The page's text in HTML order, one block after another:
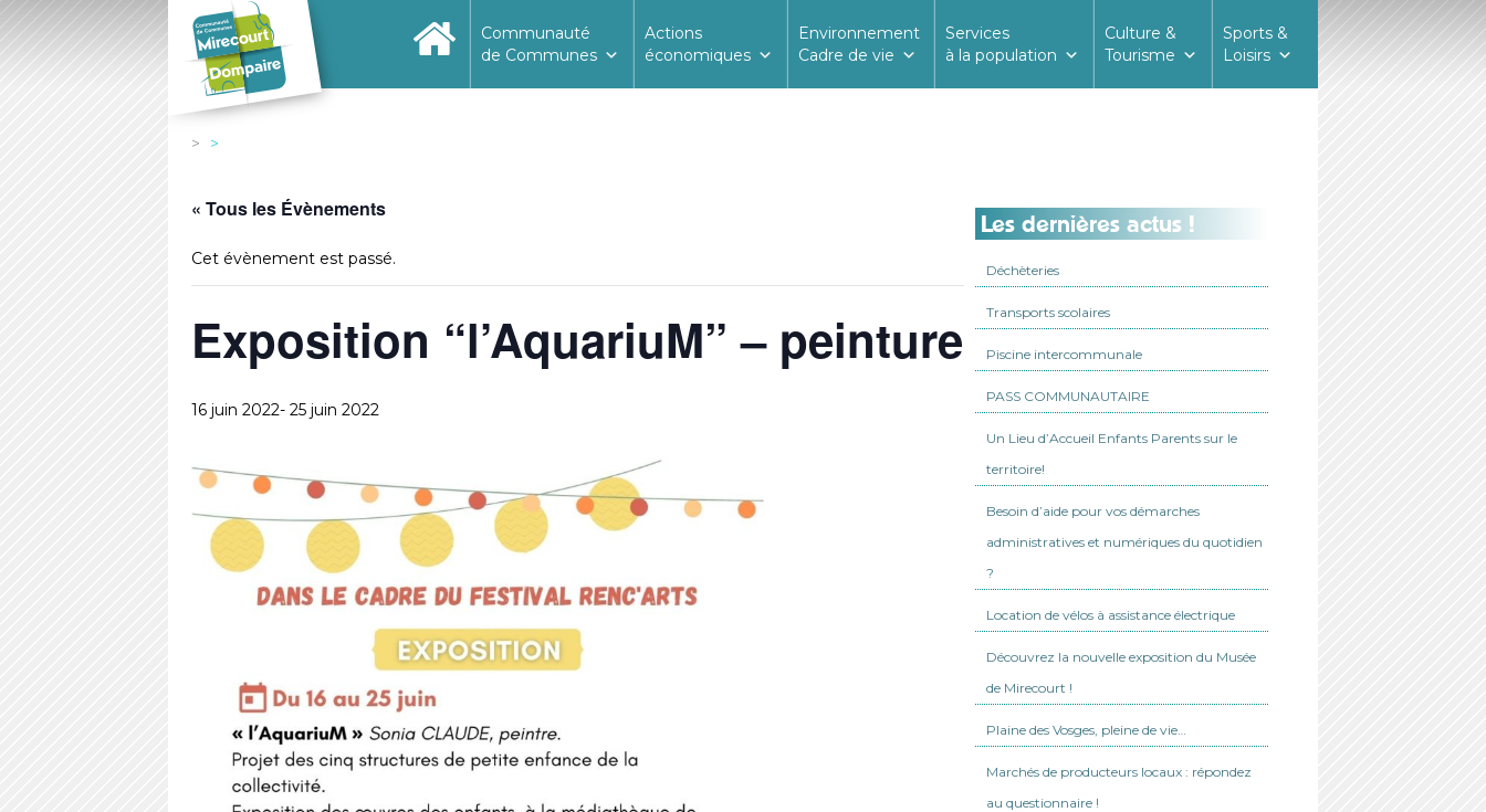
Communauté
de Communes
Actions
économiques
Environnement
Cadre de vie
Services
à la population
Culture &
Tourisme
Sports &
Loisirs
« Tous les Évènements
Cet évènement est passé.
Exposition “l’AquariuM” – peinture
16 juin 2022- 25 juin 2022
Les dernières actus !
Déchèteries
Transports scolaires
Piscine intercommunale
PASS COMMUNAUTAIRE
Un Lieu d’Accueil Enfants Parents sur le
territoire!
Besoin d’aide pour vos démarches
administratives et numériques du quotidien
?
Location de vélos à assistance électrique
Découvrez la nouvelle exposition du Musée
de Mirecourt !
Plaine des Vosges, pleine de vie…
Marchés de producteurs locaux : répondez
au questionnaire !